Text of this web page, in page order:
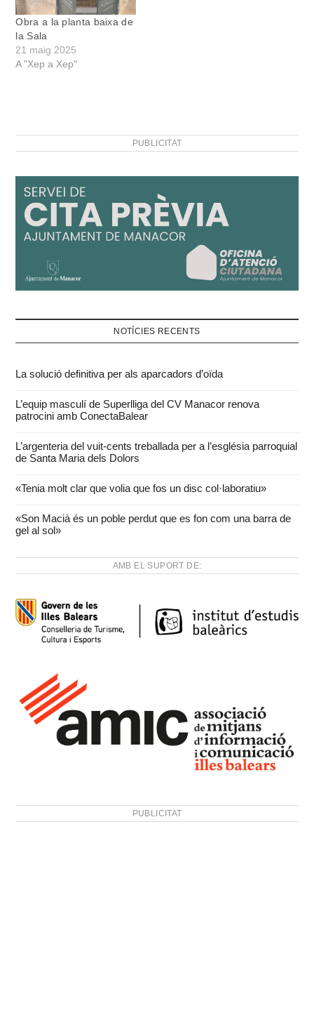
Obra a la planta baixa de
la Sala
21 maig 2025
A "Xep a Xep"
PUBLICITAT
NOTÍCIES RECENTS
La solució definitiva per als aparcadors d’oïda
L’equip masculí de Superlliga del CV Manacor renova
patrocini amb ConectaBalear
L’argenteria del vuit-cents treballada per a l’església parroquial
de Santa Maria dels Dolors
«Tenia molt clar que volia que fos un disc col·laboratiu»
«Son Macià és un poble perdut que es fon com una barra de
gel al sol»
AMB EL SUPORT DE:
PUBLICITAT